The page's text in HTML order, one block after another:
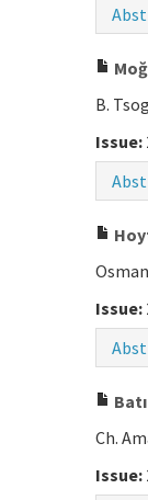
B.
Issue:
Issue:
Ch.
Issue: